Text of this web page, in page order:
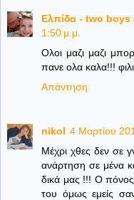
Ελπίδα - two boys
1:50 μ.μ.
Ολοι μαζι μαζι
πανε ολα καλα!!!
Απάντηση
nikol 4 Μαρτίου
Μέχρι χθες δεν σε
ανάρτηση σε μένα
δικά μας !!! Ο πόνος
του όμως εμείς